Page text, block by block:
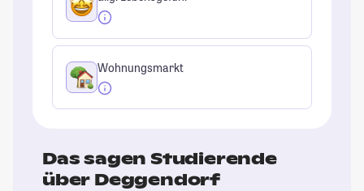
Wohnungsmarkt
Das sagen Studierende
über Deggendorf